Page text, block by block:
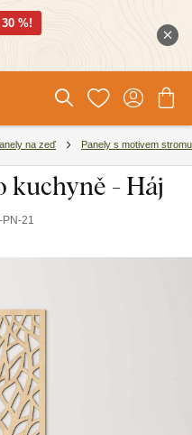
%!
na zeď Panely s motivem stromu
kuchyně - Háj
PN-21